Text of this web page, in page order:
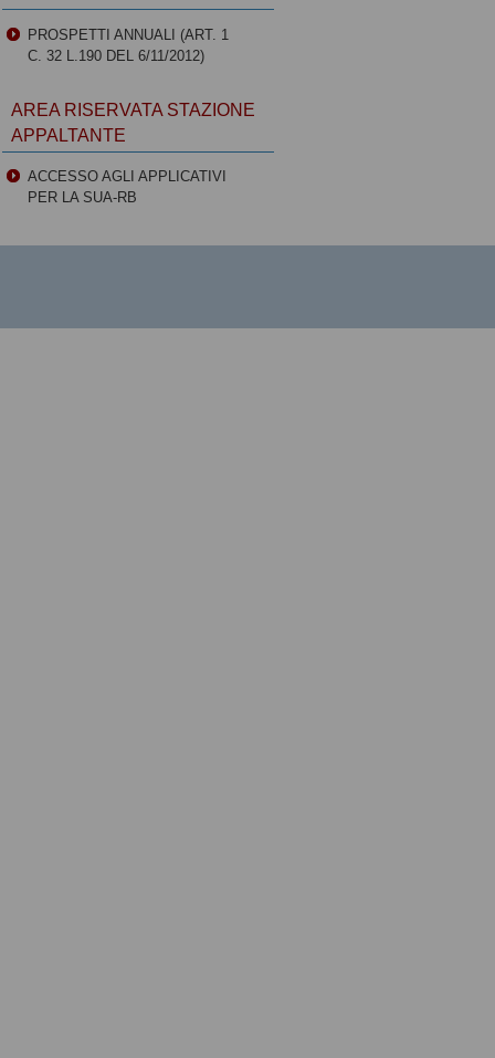
PROSPETTI ANNUALI (ART. 1
C. 32 L.190 DEL 6/11/2012)
AREA RISERVATA STAZIONE
APPALTANTE
ACCESSO AGLI APPLICATIVI
PER LA SUA-RB